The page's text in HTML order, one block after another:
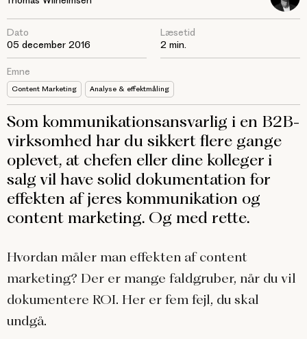
Dato
05 december 2016
Emne
Content Marketing Analyse & effektmåling
Læsetid
2 min.
Som kommunikationsansvarlig i en B2B-
virksomhed har du sikkert flere gange
oplevet, at chefen eller dine kolleger i
salg vil have solid dokumentation for
effekten af jeres kommunikation og
content marketing. Og med rette.
Hvordan måler man effekten af content
marketing? Der er mange faldgruber, når du vil
dokumentere ROI. Her er fem fejl, du skal
undgå.